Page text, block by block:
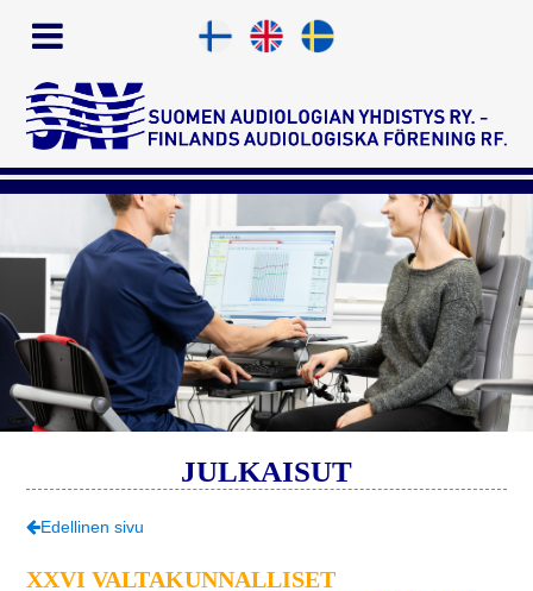
JULKAISUT
Edellinen sivu
XXVI VALTAKUNNALLISET